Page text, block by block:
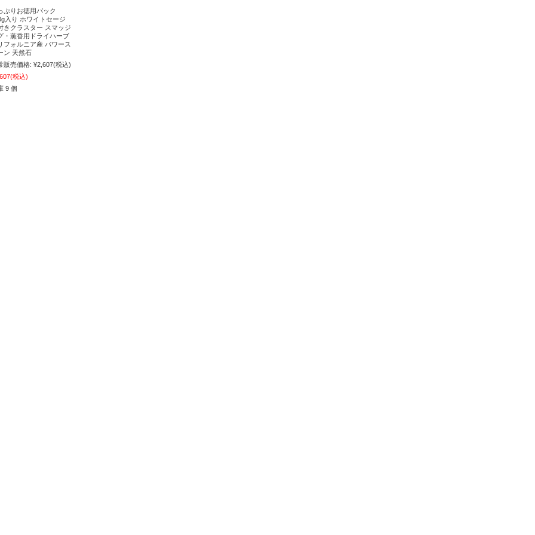
ぷりお徳用パック
入り ホワイトセージ
きクラスター スマッジ
・薫香用ドライハーブ
フォルニア産 パワース
ン 天然石
販売価格: ¥2,607(税込)
(税込)
9 個